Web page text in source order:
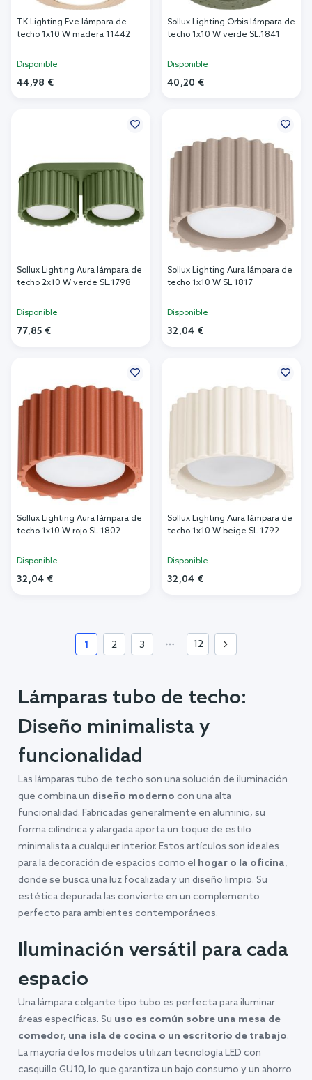
TK Lighting Eve lámpara de
techo 1x10 W madera 11442
Disponible
44,98 €
Sollux Lighting Orbis lámpara de
techo 1x10 W verde SL.1841
Disponible
40,20 €
Sollux Lighting Aura lámpara de
techo 2x10 W verde SL.1798
Disponible
77,85 €
Sollux Lighting Aura lámpara de
techo 1x10 W SL.1817
Disponible
32,04 €
Sollux Lighting Aura lámpara de
techo 1x10 W rojo SL.1802
Disponible
32,04 €
Sollux Lighting Aura lámpara de
techo 1x10 W beige SL.1792
Disponible
32,04 €
1 2 3 12
Lámparas tubo de techo:
Diseño minimalista y
funcionalidad
Las lámparas tubo de techo son una solución de iluminación
que combina un diseño moderno con una alta
funcionalidad. Fabricadas generalmente en aluminio, su
forma cilíndrica y alargada aporta un toque de estilo
minimalista a cualquier interior. Estos artículos son ideales
para la decoración de espacios como el hogar o la oficina,
donde se busca una luz focalizada y un diseño limpio. Su
estética depurada las convierte en un complemento
perfecto para ambientes contemporáneos.
Iluminación versátil para cada
espacio
Una lámpara colgante tipo tubo es perfecta para iluminar
áreas específicas. Su uso es común sobre una mesa de
comedor, una isla de cocina o un escritorio de trabajo.
La mayoría de los modelos utilizan tecnología LED con
casquillo GU10, lo que garantiza un bajo consumo y un ahorro